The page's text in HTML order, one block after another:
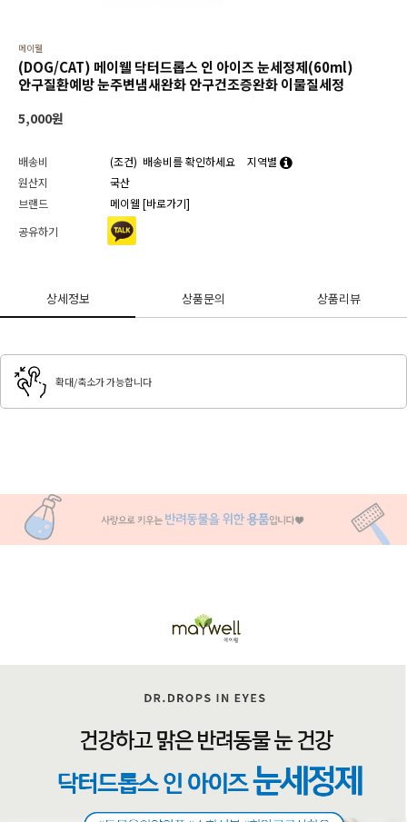
메이웰
(DOG/CAT) 메이웰 닥터드롭스 인 아이즈 눈세정제(60ml)
안구질환예방 눈주변냄새완화 안구건조증완화 이물질세정
5,000원
배송비 (조건) 배송비를 확인하세요
지역별
원산지
국산
브랜드
메이웰 [바로가기]
공유하기
상세정보 상품문의 상품리뷰
확대/축소가 가능합니다